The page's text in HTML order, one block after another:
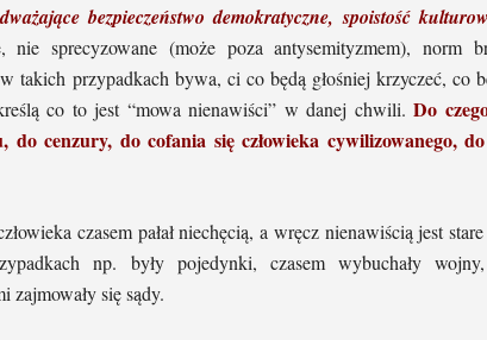
bezpieczeństwo demokratyczne, spoistość
nie sprecyzowane (może poza antysemityzmem), norm
takich przypadkach bywa, ci co będą głośniej krzyczeć, co
co to jest “mowa nienawiści” w danej chwili. Do
do cenzury, do cofania się człowieka cywilizowanego,
czasem pałał niechęcią, a wręcz nienawiścią jest
np. były pojedynki, czasem wybuchały
zajmowały się sądy.